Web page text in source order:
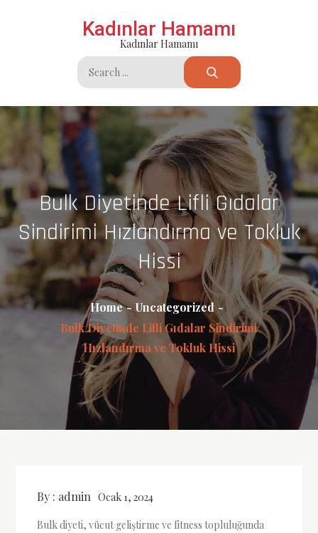
Kadınlar Hamamı
Kadınlar Hamamı
Search
for:
Bulk Diyetinde Lifli Gıdalar
Sindirimi Hızlandırma ve Tokluk
Hissi
Home
Uncategorized
Bulk Diyetinde Lifli Gıdalar Sindirimi
Hızlandırma ve Tokluk Hissi
By : admin Ocak 1, 2024
Bulk diyeti, vücut geliştirme ve fitness topluluğunda